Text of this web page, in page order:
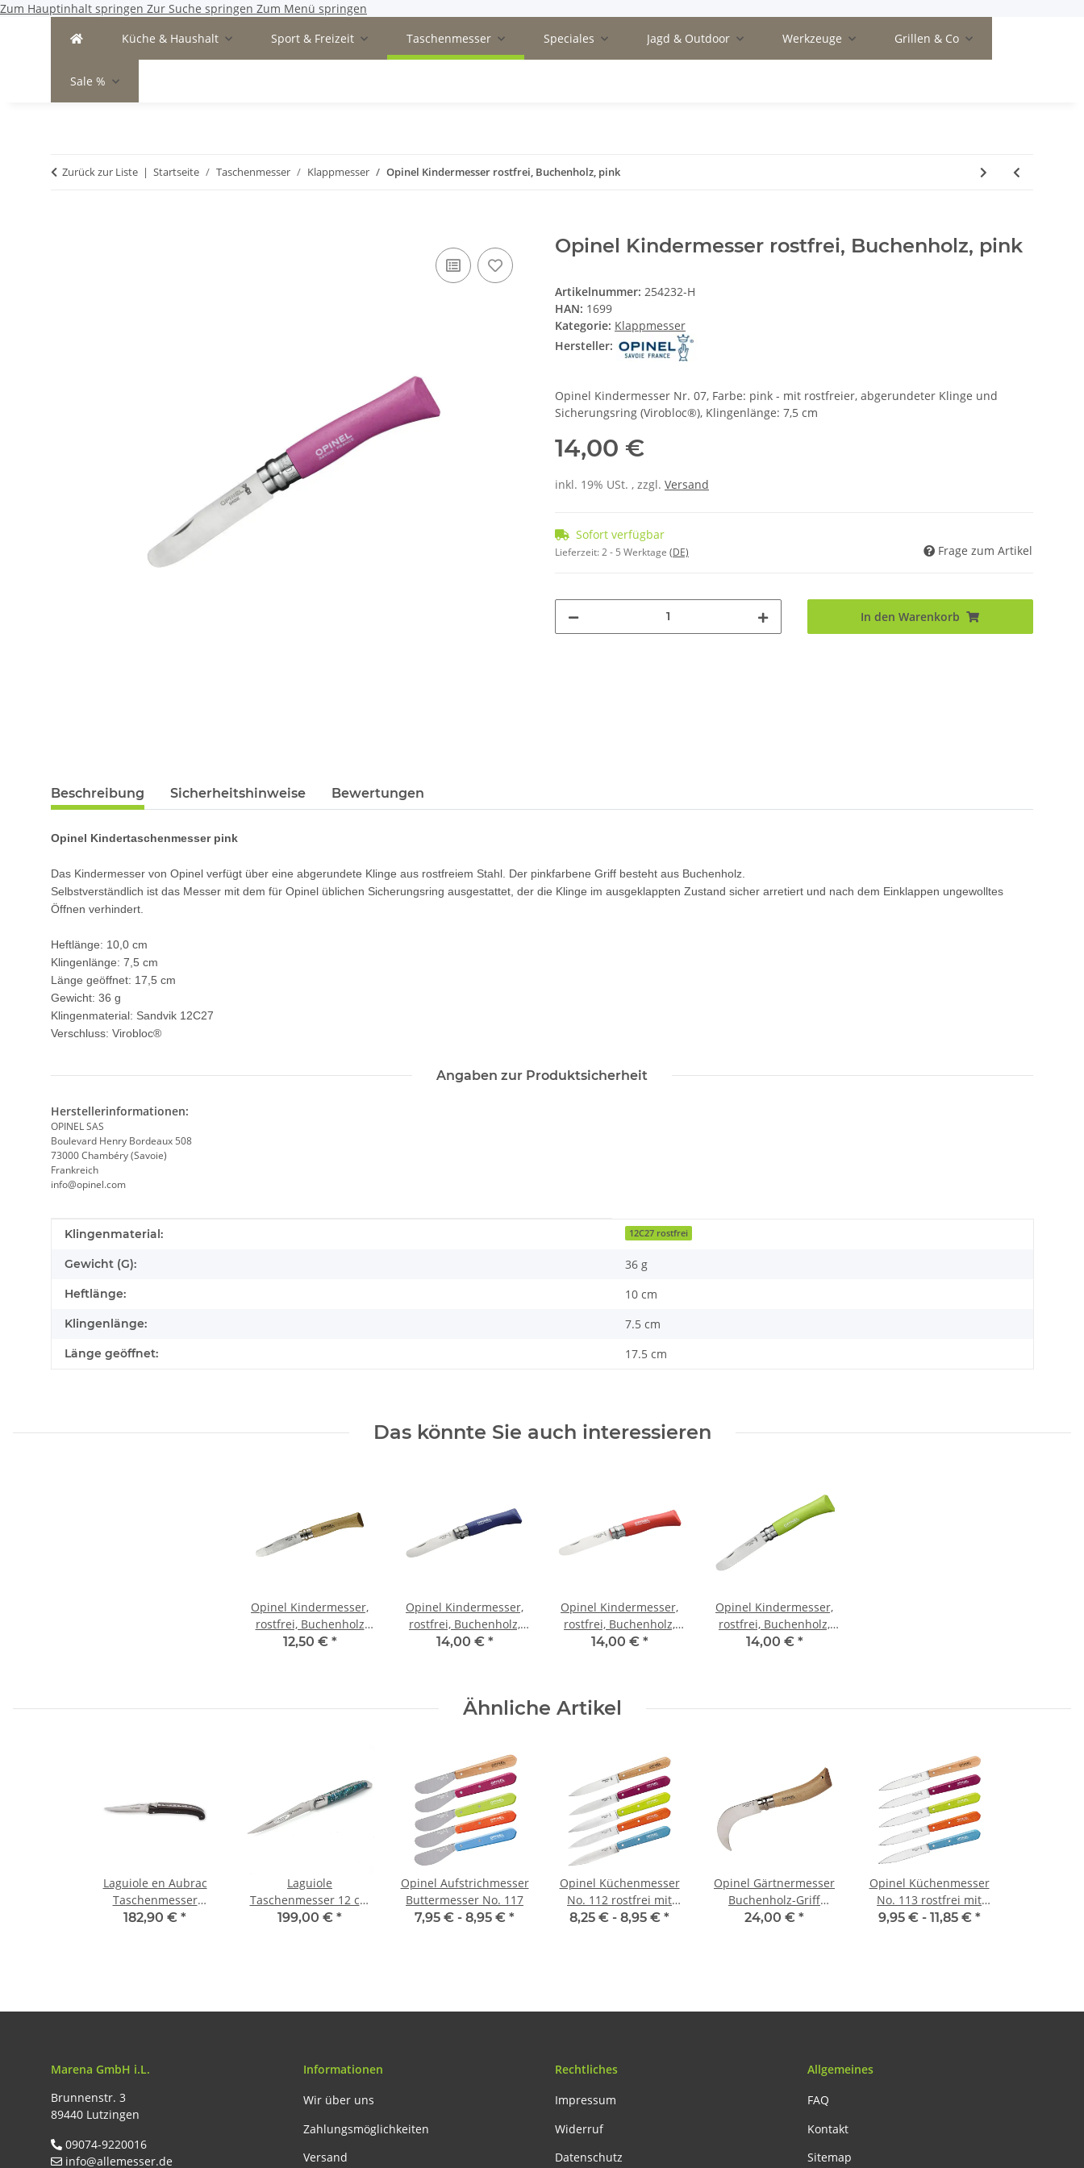
Zum Hauptinhalt springen Zur Suche springen Zum Menü springen
Küche & Haushalt
Sport & Freizeit Taschenmesser Speciales Jagd & Outdoor Werkzeuge Grillen & Co
Sale %
Zurück zur Liste Startseite Taschenmesser Klappmesser Opinel Kindermesser rostfrei, Buchenholz, pink
Opinel Kindermesser rostfrei, Buchenholz, pink
Artikelnummer: 254232-H
HAN: 1699
Kategorie: Klappmesser
Hersteller:
Opinel Kindermesser Nr. 07, Farbe: pink - mit rostfreier, abgerundeter Klinge und
Sicherungsring (Virobloc®), Klingenlänge: 7,5 cm
14,00 €
inkl. 19% USt. , zzgl. Versand
Sofort verfügbar
Lieferzeit:2 - 5 Werktage (DE) Frage zum Artikel
In den Warenkorb
Beschreibung Sicherheitshinweise Bewertungen
Opinel Kindertaschenmesser pink
Das Kindermesser von Opinel verfügt über eine abgerundete Klinge aus rostfreiem Stahl. Der pinkfarbene Griff besteht aus Buchenholz.
Selbstverständlich ist das Messer mit dem für Opinel üblichen Sicherungsring ausgestattet, der die Klinge im ausgeklappten Zustand sicher arretiert und nach dem Einklappen ungewolltes
Öffnen verhindert.
Heftlänge: 10,0 cm
Klingenlänge: 7,5 cm
Länge geöffnet: 17,5 cm
Gewicht: 36 g
Klingenmaterial: Sandvik 12C27
Verschluss: Virobloc®
Angaben zur Produktsicherheit
Herstellerinformationen:
OPINEL SAS
Boulevard Henry Bordeaux 508
73000 Chambéry (Savoie)
Frankreich
info@opinel.com
Produkteigenschaft
Wert
Klingenmaterial: 12C27 rostfrei
Gewicht (G): 36 g
Heftlänge: 10 cm
Klingenlänge: 7.5 cm
Länge geöffnet: 17.5 cm
Das könnte Sie auch interessieren
Opinel Kindermesser,
rostfrei, Buchenholz
natur
12,50 € *
Opinel Kindermesser,
rostfrei, Buchenholz,
blau
14,00 € *
Opinel Kindermesser,
rostfrei, Buchenholz,
rot
14,00 € *
Opinel Kindermesser,
rostfrei, Buchenholz,
grün Nr. 7
14,00 € *
Ähnliche Artikel
Laguiole en Aubrac
Taschenmesser
Trapper-Messer 14 cm
182,90 € *
Laguiole
Taschenmesser 12 cm
Paperwaves mit
199,00 € *
Opinel Aufstrichmesser
Buttermesser No. 117
7,95 € - 8,95 € *
Opinel Küchenmesser
No. 112 rostfrei mit
Buchenholzgriff
8,25 € - 8,95 € *
Opinel Gärtnermesser
Buchenholz-Griff
Heftlänge 12 cm
24,00 € *
Opinel Küchenmesser
No. 113 rostfrei mit
Buchenholzgriff
9,95 € - 11,85 € *
Marena GmbH i.L.
Brunnenstr. 3
89440 Lutzingen
09074-9220016
info@allemesser.de
Informationen
Wir über uns
Zahlungsmöglichkeiten
Versand
Rechtliches
Impressum
Widerruf
Datenschutz
Allgemeines
FAQ
Kontakt
Sitemap